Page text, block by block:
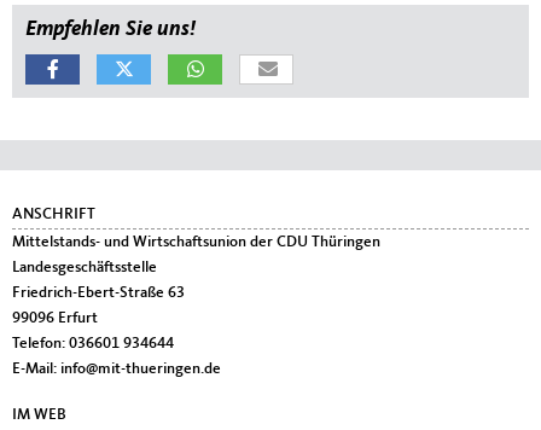
Empfehlen Sie uns!
Fußbereich
ANSCHRIFT
Mittelstands- und Wirtschaftsunion der CDU Thüringen
Landesgeschäftsstelle
Friedrich-Ebert-Straße 63
99096 Erfurt
Telefon: 036601 934644
E-Mail: info@mit-thueringen.de
IM WEB